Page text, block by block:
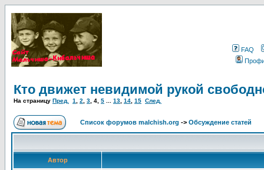
FAQ
Кто движет невидимой рукой
На страницу Пред. 1 2 3 4 5 13 14 15 След.
Список форумов malchish.org -> Обсуждение статей
Автор